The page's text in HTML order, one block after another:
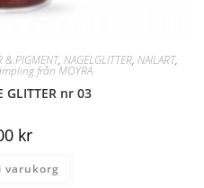
& PIGMENT, NAGELGLITTER, NAILART,
från MOYRA
GLITTER nr 03
kr
varukorg